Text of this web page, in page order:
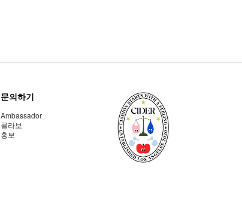
문의하기
Ambassador
콜라보
홍보